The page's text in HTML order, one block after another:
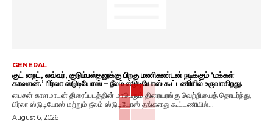
GENERAL
குட் நைட், லவ்வர், குடும்பஸ்தனுக்கு பிறகு மணிகண்டன் நடிக்கும் ‘மக்கள்
காவலன்.’ பிர்லா ஸ்டுடியோஸ் – நீலம் ஸ்டுடியோஸ் கூட்டணியில் உருவாகிறது.
பைசன் காளமாடன் திரைப்படத்தின் மாபெரும் திரையரங்கு வெற்றியைத் தொடர்ந்து,
பிர்லா ஸ்டுடியோஸ் மற்றும் நீலம் ஸ்டுடியோஸ் தங்களது கூட்டணியில்...
August 6, 2026